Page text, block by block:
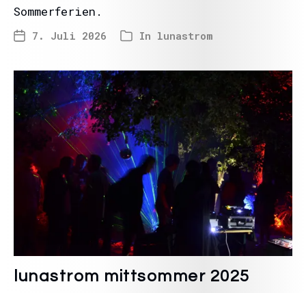
Sommerferien.
7. Juli 2026 In lunastrom
lunastrom mittsommer 2025